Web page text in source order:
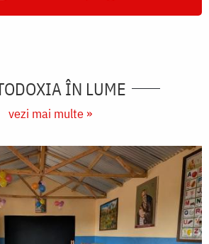
ÎN LUME
vezi mai multe »